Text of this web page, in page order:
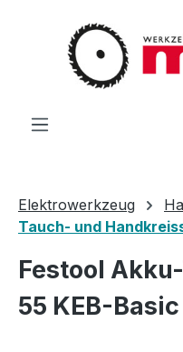
Zum Hauptinhalt springen
Elektrowerkzeug
Tauch- und
Festool
55 KEB-Basic